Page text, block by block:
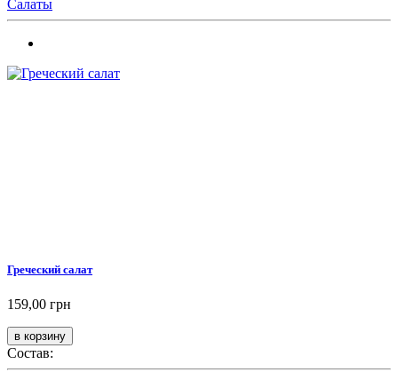
Салаты
Греческий салат
159,00 грн
Состав: